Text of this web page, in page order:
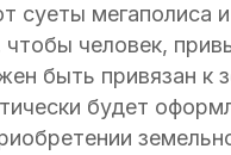
суеты мегаполиса
человек,
быть привязан к
будет